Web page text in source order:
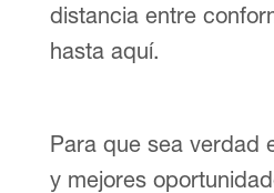
distancia entre
hasta aquí.
Para que sea verdad
y mejores